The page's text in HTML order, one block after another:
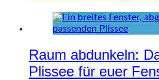
Raum abdunkeln:
Plissee für euer